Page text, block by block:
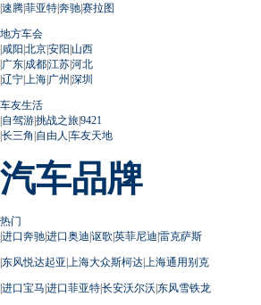
|速腾|菲亚特|奔驰|赛拉图
地方车会
|咸阳|北京|安阳|山西
|广东|成都|江苏|河北
|辽宁| 上海|广州 |深圳
车友生活
|自驾游|挑战之旅|9421
|长三角 |自由人 |车友天地
汽车品牌
热门
|进口奔驰|进口奥迪|讴歌|英菲尼迪|雷克萨斯
|东风悦达起亚| 上海大众斯柯达| 上海通用别克
|进口宝马|进口菲亚特|长安沃尔沃|东风雪铁龙